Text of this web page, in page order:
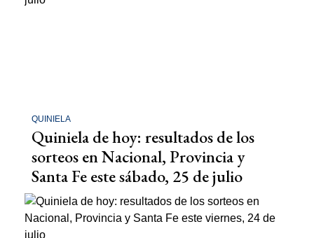
QUINIELA
Quiniela de hoy: resultados de los
sorteos en Nacional, Provincia y
Santa Fe este sábado, 25 de julio